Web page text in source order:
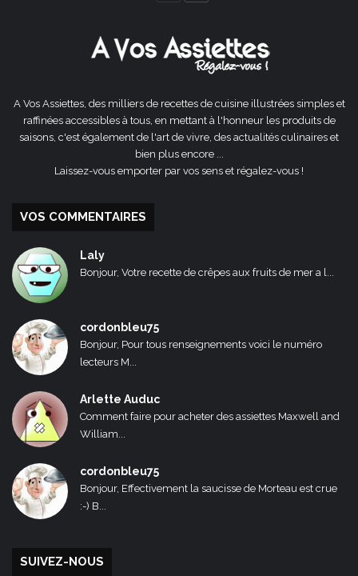
A Vos Assiettes, des milliers de recettes de cuisine illustrées simples et
raffinées accessibles à tous, en mettant à l'honneur les produits de
saisons, c'est également de l'art de vivre, des actualités culinaires et
bien plus encore ...
Laissez-vous emporter par vos sens et régalez-vous !
VOS COMMENTAIRES
Laly
Bonjour, Votre recette de crêpes aux fruits de mer a l...
cordonbleu75
Bonjour, Pour tous renseignements voici le numéro
lecteurs M...
Arlette Auduc
Comment faire pour acheter des assiettes Maxwell and
William...
cordonbleu75
Bonjour, Effectivement la saucisse de Morteau est crue
:-) B...
SUIVEZ-NOUS